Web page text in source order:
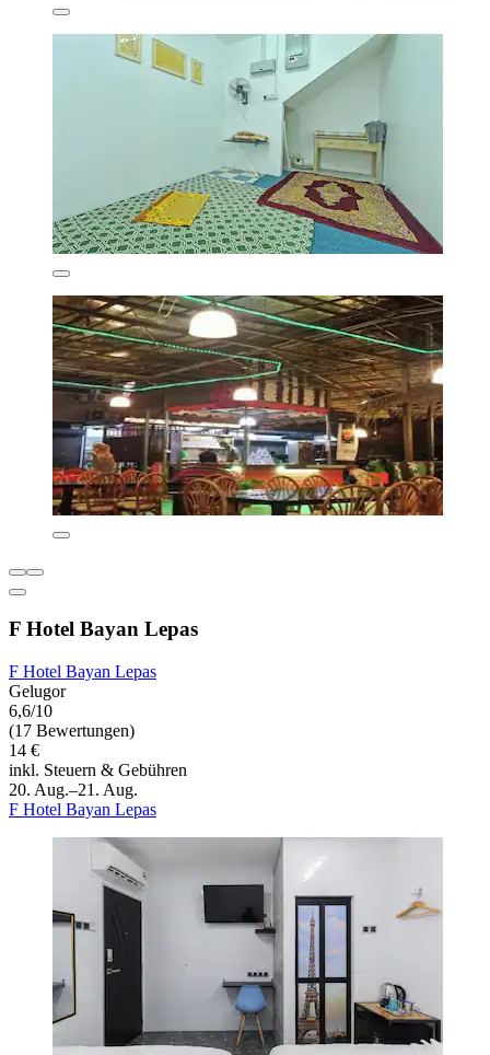
F Hotel Bayan Lepas
F Hotel Bayan Lepas
Gelugor
6,6/10
(17 Bewertungen)
14 €
inkl. Steuern & Gebühren
20. Aug.–21. Aug.
F Hotel Bayan Lepas